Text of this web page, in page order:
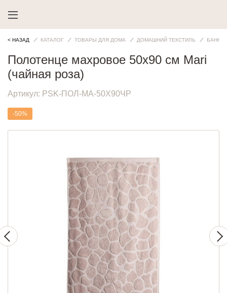
< НАЗАД КАТАЛОГ ТОВАРЫ ДЛЯ ДОМА ДОМАШНИЙ ТЕКСТИЛЬ
Полотенце махровое 50х90 см Mari
(чайная роза)
Артикул: PSK-ПОЛ-МА-50Х90ЧР
-50%